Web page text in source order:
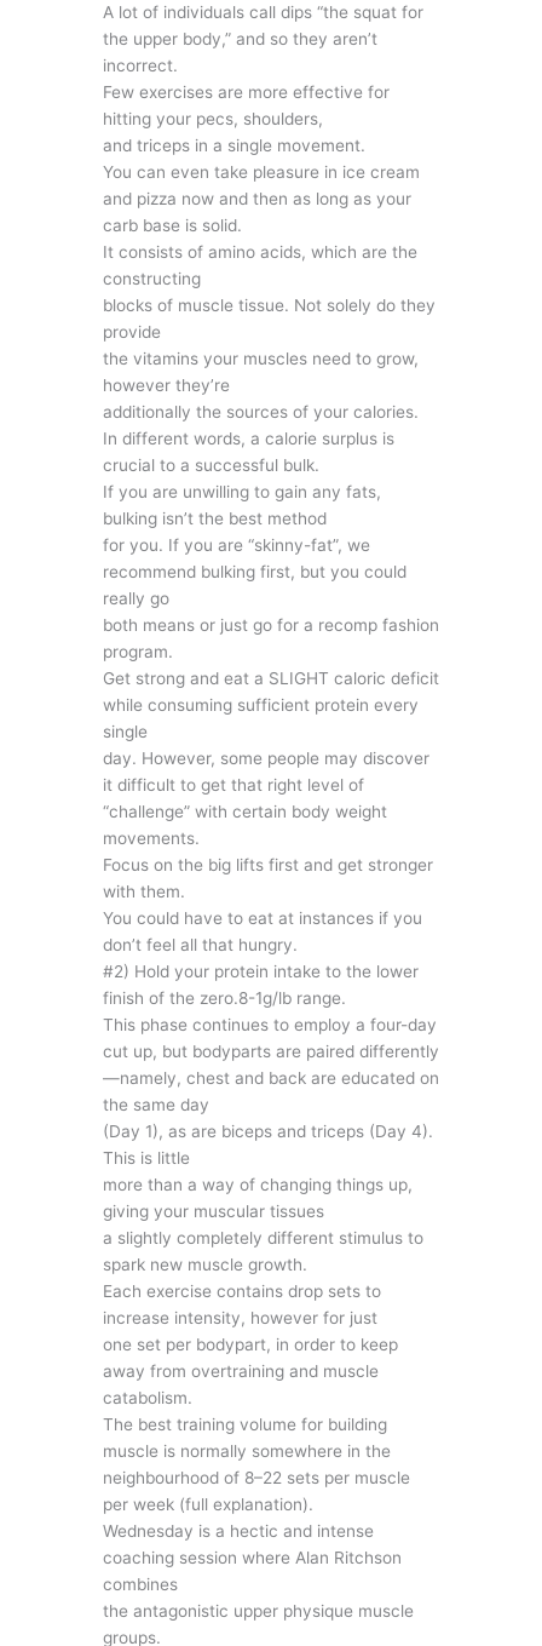
A lot of individuals call dips “the squat for
the upper body,” and so they aren’t
incorrect.
Few exercises are more effective for
hitting your pecs, shoulders,
and triceps in a single movement.
You can even take pleasure in ice cream
and pizza now and then as long as your
carb base is solid.
It consists of amino acids, which are the
constructing
blocks of muscle tissue. Not solely do they
provide
the vitamins your muscles need to grow,
however they’re
additionally the sources of your calories.
In different words, a calorie surplus is
crucial to a successful bulk.
If you are unwilling to gain any fats,
bulking isn’t the best method
for you. If you are “skinny-fat”, we
recommend bulking first, but you could
really go
both means or just go for a recomp fashion
program.
Get strong and eat a SLIGHT caloric deficit
while consuming sufficient protein every
single
day. However, some people may discover
it difficult to get that right level of
“challenge” with certain body weight
movements.
Focus on the big lifts first and get stronger
with them.
You could have to eat at instances if you
don’t feel all that hungry.
#2) Hold your protein intake to the lower
finish of the zero.8-1g/lb range.
This phase continues to employ a four-day
cut up, but bodyparts are paired differently
—namely, chest and back are educated on
the same day
(Day 1), as are biceps and triceps (Day 4).
This is little
more than a way of changing things up,
giving your muscular tissues
a slightly completely different stimulus to
spark new muscle growth.
Each exercise contains drop sets to
increase intensity, however for just
one set per bodypart, in order to keep
away from overtraining and muscle
catabolism.
The best training volume for building
muscle is normally somewhere in the
neighbourhood of 8–22 sets per muscle
per week (full explanation).
Wednesday is a hectic and intense
coaching session where Alan Ritchson
combines
the antagonistic upper physique muscle
groups.